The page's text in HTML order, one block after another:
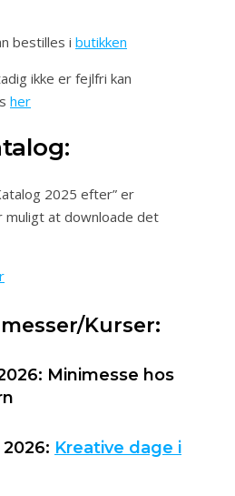
bestilles i butikken
ikke er fejlfri kan
her
2025 efter” er
at downloade det
Kurser:
Minimesse hos
Kreative dage i